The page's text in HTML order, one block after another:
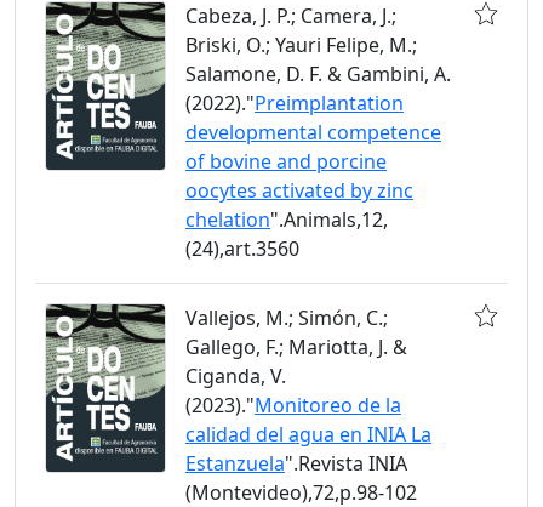
Cabeza, J. P.; Camera, J.;
Briski, O.; Yauri Felipe, M.;
Salamone, D. F. & Gambini, A.
(2022)."Preimplantation
developmental competence
of bovine and porcine
oocytes activated by zinc
chelation".Animals,12,
(24),art.3560
Vallejos, M.; Simón, C.;
Gallego, F.; Mariotta, J. &
Ciganda, V.
(2023)."Monitoreo de la
calidad del agua en INIA La
Estanzuela".Revista INIA
(Montevideo),72,p.98-102